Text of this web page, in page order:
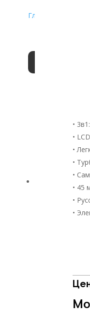
Главная страница
•
•
•
•
•
• 45
•
•